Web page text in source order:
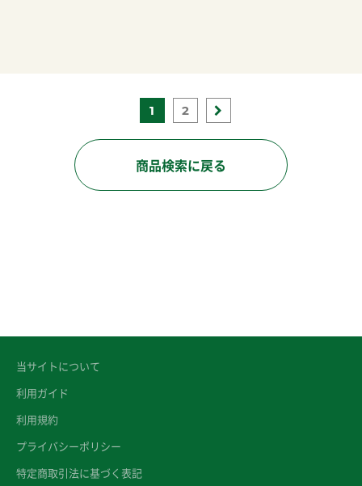
1 2
商品検索に戻る
当サイトについて
利用ガイド
利用規約
プライバシーポリシー
特定商取引法に基づく表記